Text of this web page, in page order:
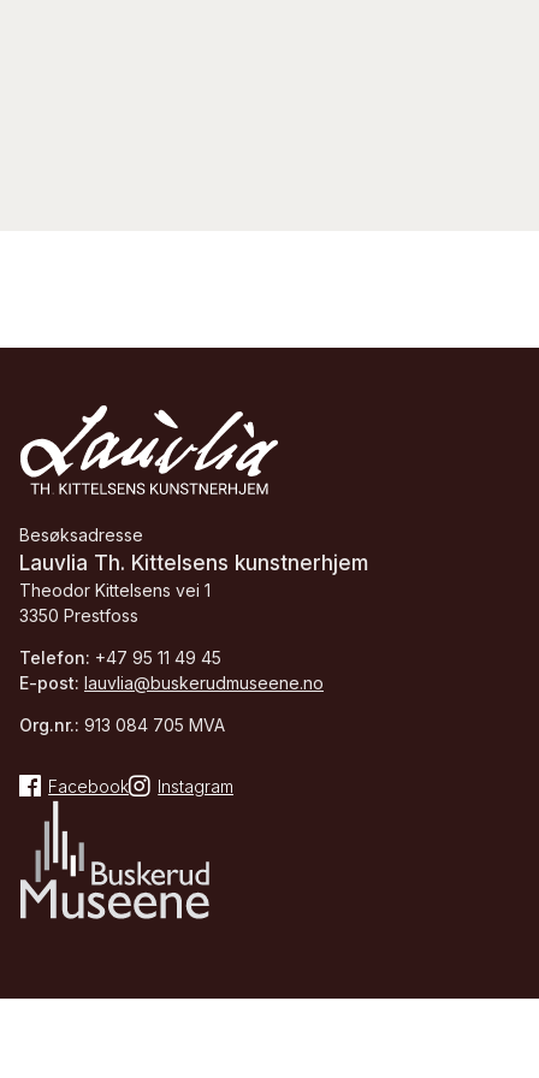
Besøksadresse
Lauvlia Th. Kittelsens kunstnerhjem
Theodor Kittelsens vei 1
3350 Prestfoss
Telefon: +47 95 11 49 45
E-post: lauvlia@buskerudmuseene.no
Org.nr.: 913 084 705 MVA
Facebook Instagram